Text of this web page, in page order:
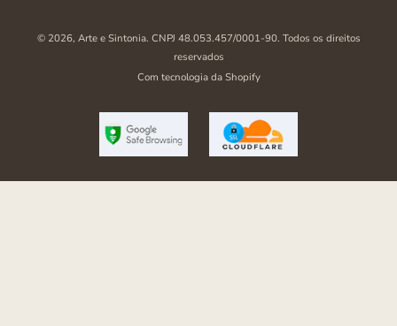
© 2026, Arte e Sintonia. CNPJ 48.053.457/0001-90. Todos os direitos
reservados
Com tecnologia da Shopify